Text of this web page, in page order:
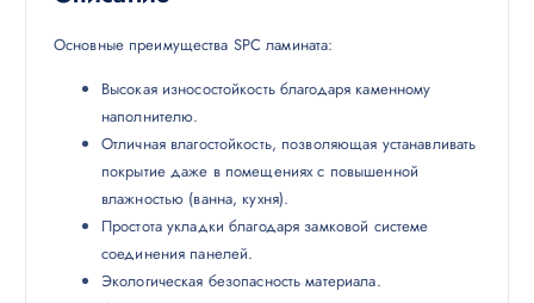
Основные преимущества SPC ламината:
Высокая износостойкость благодаря каменному
наполнителю.
Отличная влагостойкость, позволяющая устанавливать
покрытие даже в помещениях с повышенной
влажностью (ванна, кухня).
Простота укладки благодаря замковой системе
соединения панелей.
Экологическая безопасность материала.